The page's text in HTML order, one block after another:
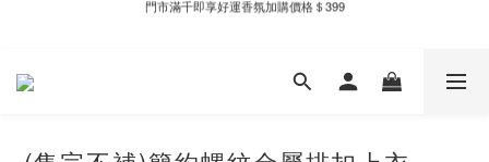
新自製款系列首批限時優惠｜單件95折，任兩件9折